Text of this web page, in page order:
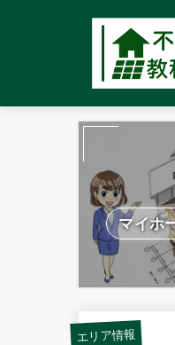
マイホ
エリア情報